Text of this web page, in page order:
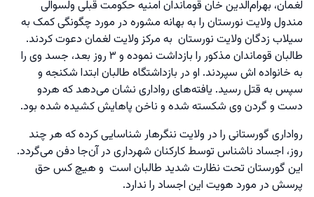
لغمان، بهرام‌الدین خان قوماندان امنیه حکومت قبلی ولسوالی
مندول ولایت نورستان را به بهانه مشوره در مورد چگونگی کمک به
سیلاب زدگان ولایت نورستان به مرکز ولایت لغمان دعوت کردند.
طالبان قوماندان مذکور را بازداشت نموده و ۳ روز بعد، جسد وی را
به خانواده اش سپردند. او در بازداشتگاه طالبان ابتدا شکنجه و
سپس به قتل رسید. یافته‌های رواداری نشان می‌دهد که هردو
دست و گردن وی شکسته شده و ناخن پاهایش کشیده شده بود.
رواداری گورستانی را در ولایت ننگرهار شناسایی کرده که هر چند
روز، اجساد ناشناس توسط کارکنان شهرداری در آن‌جا دفن می‌گردد.
این گورستان تحت نظارت شدید طالبان است و هیچ کس حق
پرسش در مورد هویت این اجساد را ندارد.